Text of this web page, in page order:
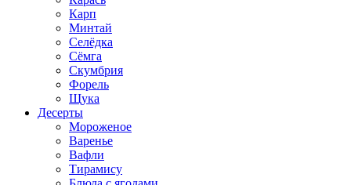
Карп
Минтай
Селёдка
Сёмга
Скумбрия
Форель
Щука
Десерты
Мороженое
Варенье
Вафли
Тирамису